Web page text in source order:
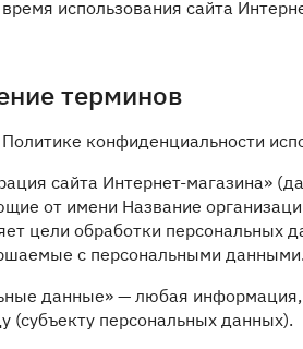
использования сайта
терминов
конфиденциальности
сайта Интернет-магазина»
от имени Название
цели обработки персональных
с персональными данными.
данные» — любая
(субъекту персональных данных).